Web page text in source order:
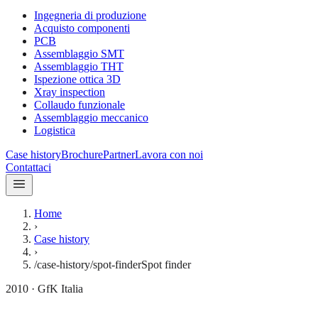
Ingegneria di produzione
Acquisto componenti
PCB
Assemblaggio SMT
Assemblaggio THT
Ispezione ottica 3D
Xray inspection
Collaudo funzionale
Assemblaggio meccanico
Logistica
Case historyBrochurePartnerLavora con noi
Contattaci
Home
›
Case history
›
/case-history/spot-finderSpot finder
2010 · GfK Italia